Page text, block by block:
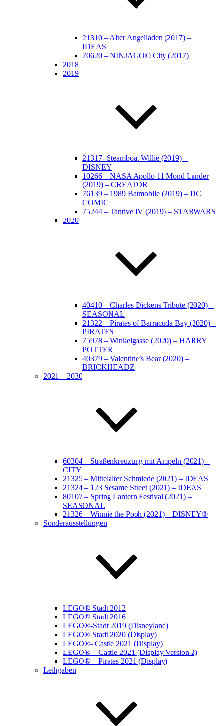
21310 – Alter Angelladen (2017) –
IDEAS
70620 – NINJAGO© City (2017)
2018
2019
21317- Steamboat Willie (2019) –
DISNEY
10266 – NASA Apollo 11 Mond Lander
(2019) – CREATOR
76139 – 1989 Batmobile (2019) – DC
COMIC
75244 – Tantive IV (2019) – STARWARS
2020
40410 – Charles Dickens Tribute (2020) –
SEASONAL
21322 – Pirates of Barracuda Bay (2020) –
PIRATES
75978 – Winkelgasse (2020) – HARRY
POTTER
40379 – Valentine’s Bear (2020) –
BRICKHEADZ
2021 – 2030
60304 – Straßenkreuzung mit Ampeln (2021) –
CITY
21325 – Mittelalter Schmiede (2021) – IDEAS
21324 – 123 Sesame Street (2021) – IDEAS
80107 – Spring Lantern Festival (2021) –
SEASONAL
21326 – Winnie the Pooh (2021) – DISNEY®
Sonderausstellungen
LEGO® Stadt 2012
LEGO® Stadt 2016
LEGO®-Stadt 2019 (Disneyland)
LEGO® Stadt 2020 (Display)
LEGO®- Castle 2021 (Display)
LEGO® – Castle 2021 (Display Version 2)
LEGO® – Pirates 2021 (Display)
Leihgaben